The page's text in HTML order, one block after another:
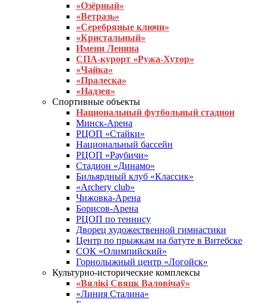
«Озёрный»
«Ветразь»
«Серебряные ключи»
«Кристальный»
Имени Ленина
СПА-курорт «Ружа-Хутор»
«Чайка»
«Пралеска»
«Надзея»
Спортивные объекты
Национальный футбольный стадион
Минск-Арена
РЦОП «Стайки»
Национальный бассейн
РЦОП «Раубичи»
Стадион «Динамо»
Бильярдный клуб «Классик»
«Archery club»
Чижовка-Арена
Борисов-Арена
РЦОП по теннису
Дворец художественной гимнастики
Центр по прыжкам на батуте в Витебске
СОК «Олимпийский»
Горнолыжный центр «Логойск»
Культурно-исторические комплексы
«Вялікі Свяцк Валовічаў»
«Линия Сталина»